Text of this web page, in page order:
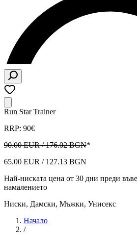
Run Star Trainer
RRP: 90€
90.00 EUR / 176.02 BGN*
65.00 EUR / 127.13 BGN
Най-ниската цена от 30 дни преди
намалението
Ниски, Дамски, Мъжки, Унисекс
Начало
/